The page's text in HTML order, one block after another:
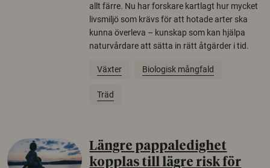
allt färre. Nu har forskare kartlagt hur mycket
livsmiljö som krävs för att hotade arter ska
kunna överleva – kunskap som kan hjälpa
naturvårdare att sätta in rätt åtgärder i tid.
Växter Biologisk mångfald
Träd
Längre pappaledighet
kopplas till lägre risk för